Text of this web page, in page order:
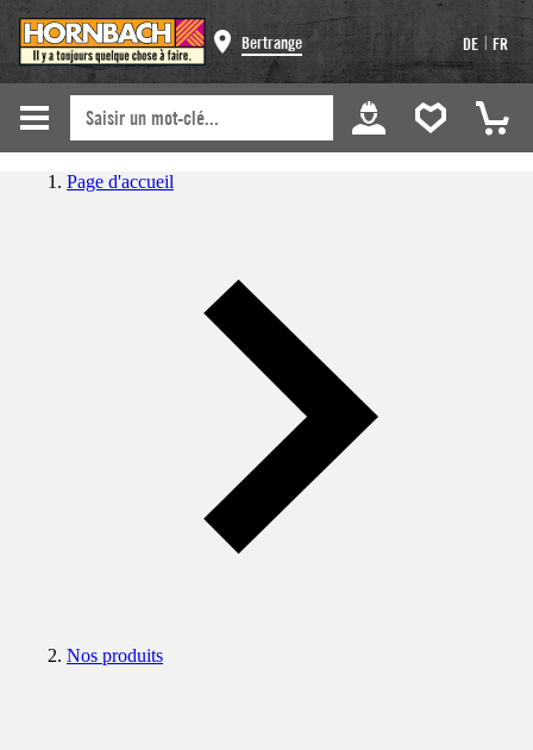
Bertrange DE | FR
Page d'accueil
Nos produits